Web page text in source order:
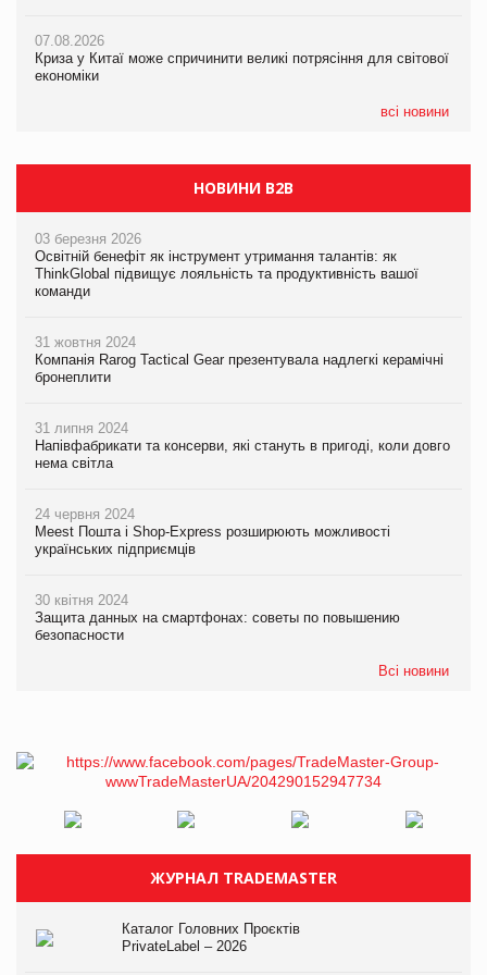
07.08.2026
Криза у Китаї може спричинити великі потрясіння для світової
економіки
всі новини
якого покупці не очікують побачити на платформі
Смачна новинка для хвостатих: у VARUS з’явилися паучі
07.08.2026
Kraft Heinz скоротила збиток у першому півріччі
НОВИНИ B2B
03 березня 2026
Освітній бенефіт як інструмент утримання талантів: як
ThinkGlobal підвищує лояльність та продуктивність вашої
команди
31 жовтня 2024
Компанія Rarog Tactical Gear презентувала надлегкі керамічні
бронеплити
31 липня 2024
Напівфабрикати та консерви, які стануть в пригоді, коли довго
нема світла
24 червня 2024
Meest Пошта і Shop-Express розширюють можливості
українських підприємців
30 квітня 2024
Защита данных на смартфонах: советы по повышению
безопасности
Всі новини
ЖУРНАЛ TRADEMASTER
Каталог Головних Проєктів
PrivateLabel – 2026